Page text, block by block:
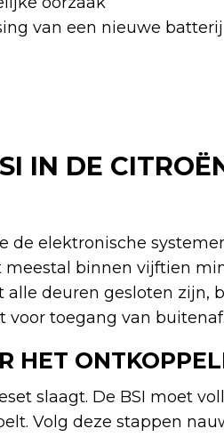
van een nieuwe batterij
IN DE
de elektronische
binnen vijftien
alle deuren gesloten zijn,
voor toegang van buitenaf.
HET
slaagt. De BSI moet
Volg deze stappen